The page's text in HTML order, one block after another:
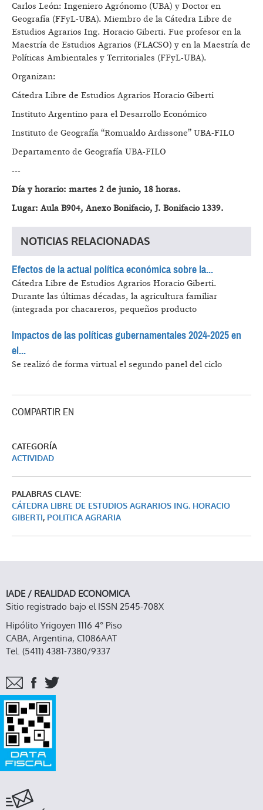
Carlos León: Ingeniero Agrónomo (UBA) y Doctor en
Geografía (FFyL-UBA). Miembro de la Cátedra Libre de
Estudios Agrarios Ing. Horacio Giberti. Fue profesor en la
Maestría de Estudios Agrarios (FLACSO) y en la Maestría de
Políticas Ambientales y Territoriales (FFyL-UBA).
Organizan:
Cátedra Libre de Estudios Agrarios Horacio Giberti
Instituto Argentino para el Desarrollo Económico
Instituto de Geografía “Romualdo Ardissone” UBA-FILO
Departamento de Geografía UBA-FILO
---
Día y horario: martes 2 de junio, 18 horas.
Lugar: Aula B904, Anexo Bonifacio, J. Bonifacio 1339.
NOTICIAS RELACIONADAS
Efectos de la actual política económica sobre la...
Cátedra Libre de Estudios Agrarios Horacio Giberti.
Durante las últimas décadas, la agricultura familiar
(integrada por chacareros, pequeños producto
Impactos de las políticas gubernamentales 2024-2025 en
el...
Se realizó de forma virtual el segundo panel del ciclo
COMPARTIR EN
CATEGORÍA
ACTIVIDAD
PALABRAS CLAVE:
CÁTEDRA LIBRE DE ESTUDIOS AGRARIOS ING. HORACIO
GIBERTI, POLITICA AGRARIA
IADE / REALIDAD ECONOMICA
Sitio registrado bajo el ISSN 2545-708X
Hipólito Yrigoyen 1116 4° Piso
CABA, Argentina, C1086AAT
Tel. (5411) 4381-7380/9337